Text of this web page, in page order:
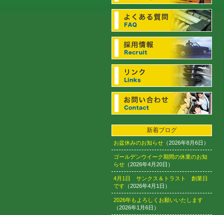
新着ブログ
お盆休みのお知らせ （2026年8月6日）
ゴールデンウイーク期間の休業のお知
らせ （2026年4月20日）
4月1日 サンクス＆トラスト 創業日
です （2026年4月1日）
2026年もよろしくお願いいたします
（2026年1月6日）